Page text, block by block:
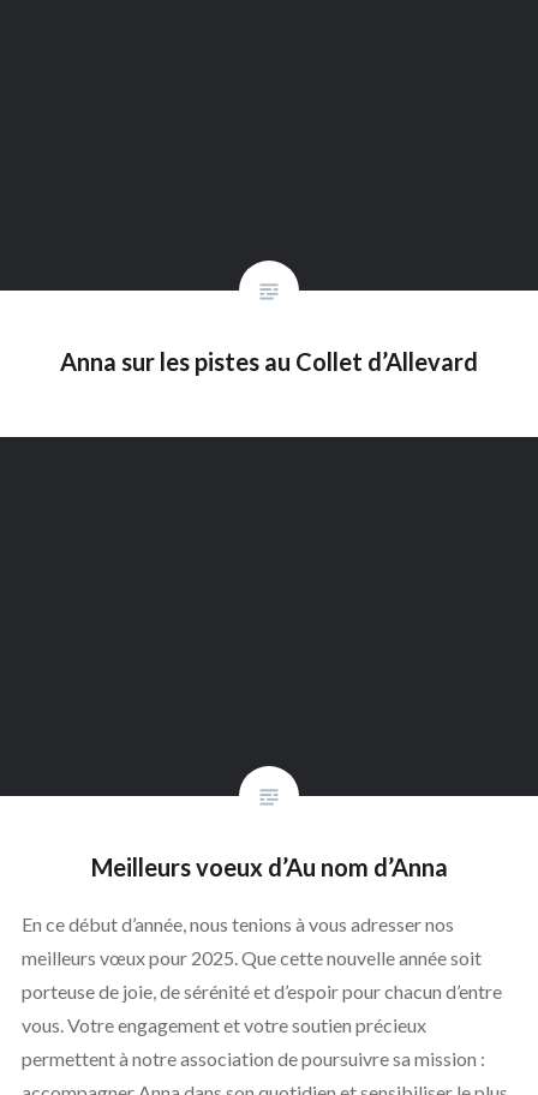
Anna sur les pistes au Collet d’Allevard
Meilleurs voeux d’Au nom d’Anna
En ce début d’année, nous tenions à vous adresser nos
meilleurs vœux pour 2025. Que cette nouvelle année soit
porteuse de joie, de sérénité et d’espoir pour chacun d’entre
vous. Votre engagement et votre soutien précieux
permettent à notre association de poursuivre sa mission :